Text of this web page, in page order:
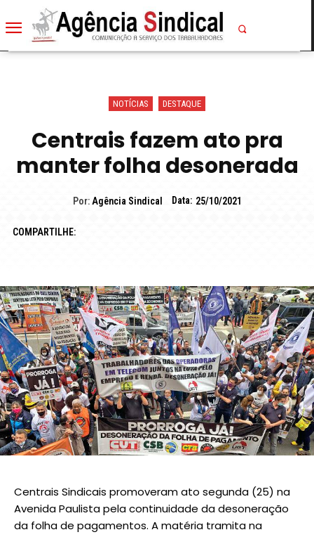
NOTÍCIAS DESTAQUE
Centrais fazem ato pra
manter folha desonerada
Por: Agência Sindical Data: 25/10/2021
COMPARTILHE:
Centrais Sindicais promoveram ato segunda (25) na
Avenida Paulista pela continuidade da desoneração
da folha de pagamentos. A matéria tramita na